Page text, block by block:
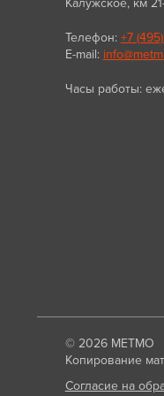
Калужское, км
Телефон: +7
E-mail:
Часы работы:
© 2026 МЕТМО
Копирование
Согласие на